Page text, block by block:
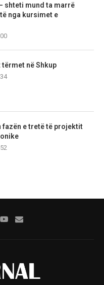
shteti mund ta marrë
nga kursimet e
në Shkup
fazën e tretë të projektit